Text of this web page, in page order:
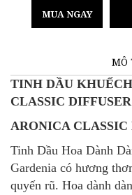
MUA NGAY
MÔ
TINH DẦU
CLASSIC
ARONICA
Tinh Dầu Hoa Dành
Gardenia có hương
quyến rũ. Hoa dành